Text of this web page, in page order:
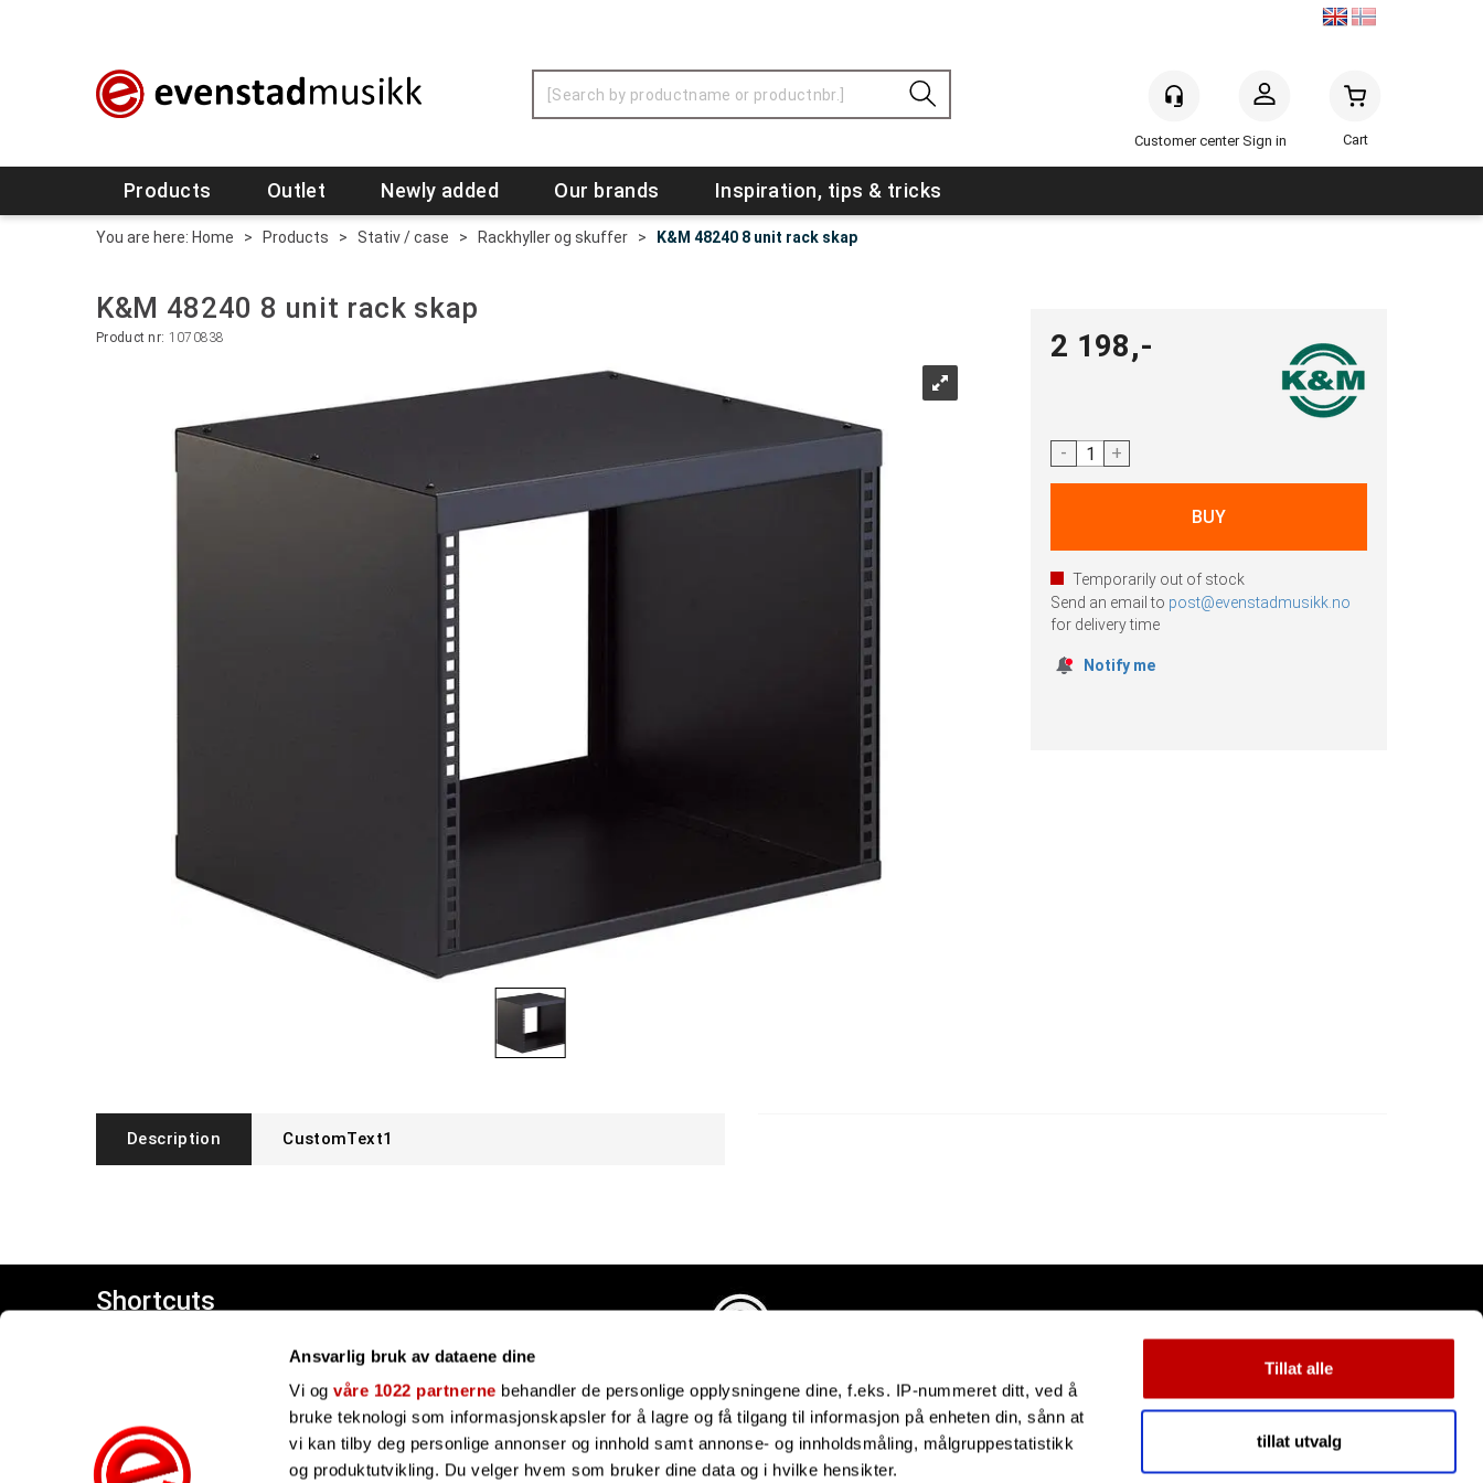
Ansvarlig bruk av dataene dine
Vi ogvåre 1022 partnerne behandler de personlige opplysningene dine, f.eks. IP-nummeret ditt, ved å
bruke teknologi som informasjonskapsler for å lagre og få tilgang til informasjon på enheten din, sånn at
vi kan tilby deg personlige annonser og innhold samt annonse- og innholdsmåling, målgruppestatistikk
og produktutvikling. Du velger hvem som bruker dine data og i hvilke hensikter.
Tillat alle
tillat utvalg
Sign in
Products Outlet Newly added Our brands Inspiration, tips & tricks
You are here: Home > Products > Stativ / case > Rackhyller og skuffer > K&M 48240 8 unit rack skap
K&M 48240 8 unit rack skap
Product nr: 1070838 2 198,-
- +
Temporarily out of stock
Send an email to post@evenstadmusikk.no
for delivery time
Notify me
Description CustomText1
Shortcuts
Industriveien 4
4879 Grimstad
Organisasjonsnummer: 991434461